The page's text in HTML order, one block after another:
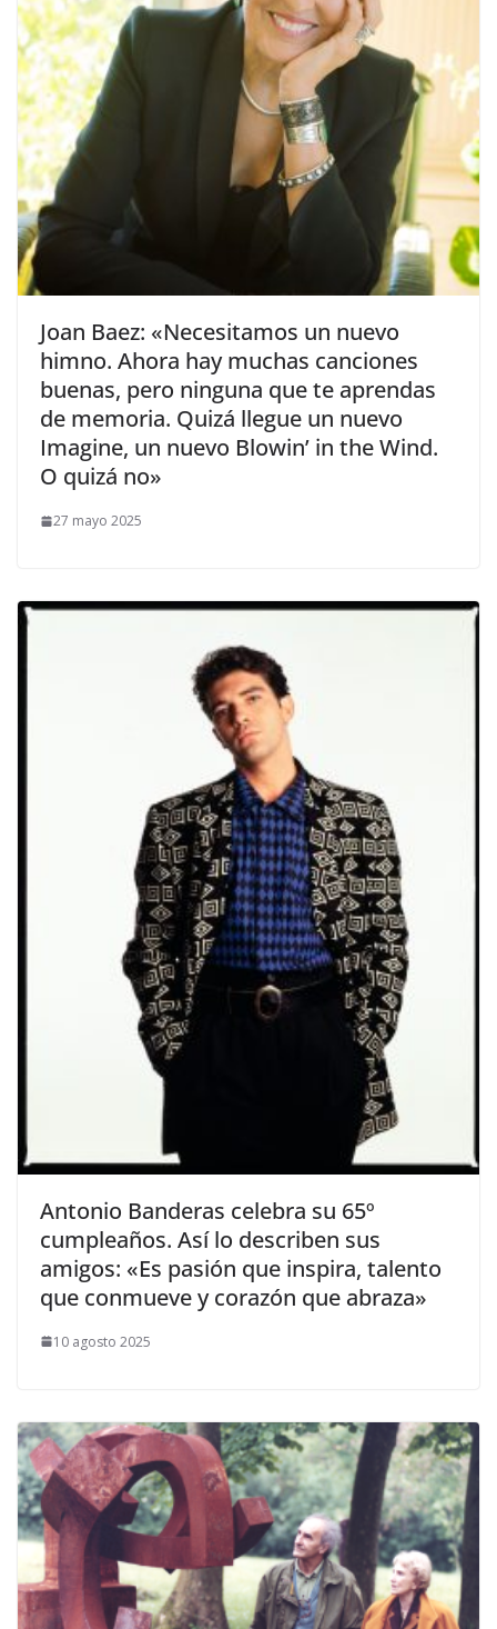
​Joan Baez: «Necesitamos un nuevo
himno. Ahora hay muchas canciones
buenas, pero ninguna que te aprendas
de memoria. Quizá llegue un nuevo
Imagine, un nuevo Blowin’ in the Wind.
O quizá no»
27 mayo 2025
​Antonio Banderas celebra su 65º
cumpleaños. Así lo describen sus
amigos: «Es pasión que inspira, talento
que conmueve y corazón que abraza»
10 agosto 2025